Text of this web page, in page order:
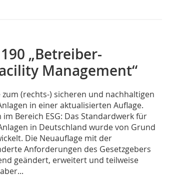
„Betreiber­
­Management“
(rechts-) sicheren und nachhaltigen
in einer aktualisierten Auflage.
Bereich ESG: Das Standardwerk für
in Deutschland wurde von Grund
Die Neuauflage mit der
Anforderungen des Gesetzgebers
geändert, erweitert und teilweise